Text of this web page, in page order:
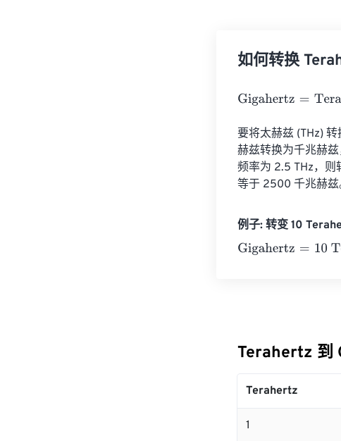
如何转换
Gigahertz=
要将太赫兹 (THz)
赫兹转换为千兆赫
频率为 2.5 THz，
等于 2500 千兆赫兹
例子: 转变 10
Gigahertz=10
Terahertz 到
Terahertz
1